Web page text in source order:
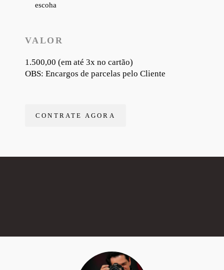
escoha
VALOR
1.500,00 (em até 3x no cartão)
OBS: Encargos de parcelas pelo Cliente
CONTRATE AGORA